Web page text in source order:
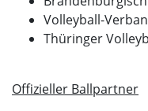
Volleyball-
Thüringer
Offizieller Ballpartner